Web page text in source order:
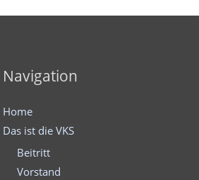
Navigation
Home
Das ist die VKS
Beitritt
Vorstand